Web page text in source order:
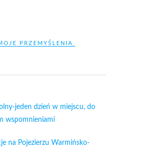
PRZEMYŚLENIA
jeden dzień w miejscu, do
wspomnieniami
na Pojezierzu Warmińsko-